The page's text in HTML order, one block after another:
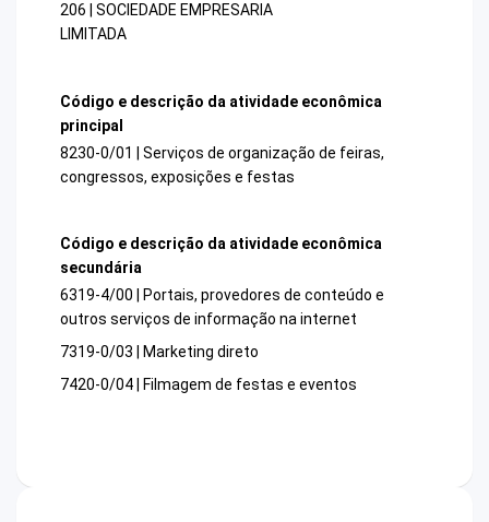
206 | SOCIEDADE EMPRESARIA
LIMITADA
Código e descrição da atividade econômica
principal
8230-0/01 | Serviços de organização de feiras,
congressos, exposições e festas
Código e descrição da atividade econômica
secundária
6319-4/00 | Portais, provedores de conteúdo e
outros serviços de informação na internet
7319-0/03 | Marketing direto
7420-0/04 | Filmagem de festas e eventos